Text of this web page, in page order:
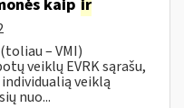
kaip ir
– VMI)
veiklų EVRK sąrašu,
veiklą
nuo...